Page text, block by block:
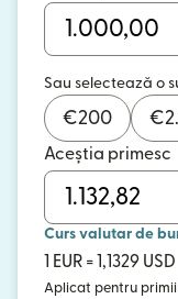
Sau selectează o
€200 €
Aceștia primesc
Curs valutar de
1 EUR = 1,1329 USD
Aplicat pentru primii